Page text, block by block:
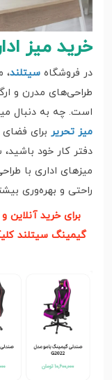
خرید میز
در فروشگاه سیتلند،
طراحی‌های مدرن و
است. چه به دنبال
میز تحریر برای
دفتر کار خود
میزهای اداری با
راحتی و بهره‌وری
برای خرید
گیمینگ سیتلند